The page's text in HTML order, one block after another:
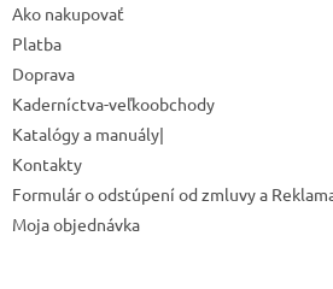
Ako nakupovať
Platba
Doprava
Kaderníctva-veľkoobchody
Katalógy a manuály|
Kontakty
Formulár o odstúpení od zmluvy a
Moja objednávka